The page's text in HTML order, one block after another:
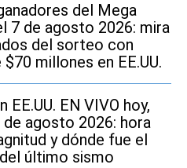
del Mega
7 de agosto 2026: mira
del sorteo con
millones en EE.UU.
EE.UU. EN VIVO hoy,
de agosto 2026: hora
y dónde fue el
último sismo